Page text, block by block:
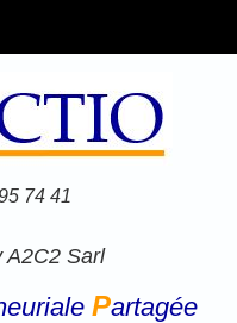
74 41
A2C2 Sarl
Partagée